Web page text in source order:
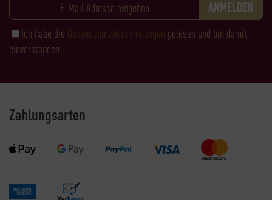
Ich habe die Datenschutzbestimmungen gelesen und bin damit
einverstanden.
Zahlungsarten